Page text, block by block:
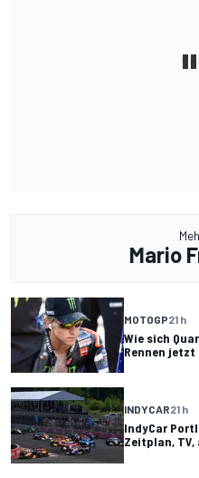
Mario
MOTOGP21 h
Wie sich
Rennen
INDYCAR21 h
IndyCar
Zeitplan,